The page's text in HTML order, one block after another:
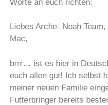
Worte an euch richten:
Liebes Arche- Noah
Mac,
brrr… ist es hier in
euch allen gut! Ich selbst
meiner neuen Familie
Futterbringer bereits